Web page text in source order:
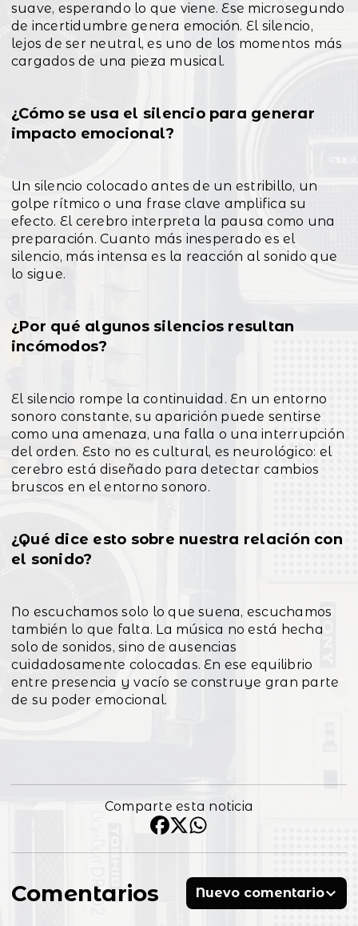
suave, esperando lo que viene. Ese microsegundo
de incertidumbre genera emoción. El silencio,
lejos de ser neutral, es uno de los momentos más
cargados de una pieza musical.
¿Cómo se usa el silencio para generar
impacto emocional?
Un silencio colocado antes de un estribillo, un
golpe rítmico o una frase clave amplifica su
efecto. El cerebro interpreta la pausa como una
preparación. Cuanto más inesperado es el
silencio, más intensa es la reacción al sonido que
lo sigue.
¿Por qué algunos silencios resultan
incómodos?
El silencio rompe la continuidad. En un entorno
sonoro constante, su aparición puede sentirse
como una amenaza, una falla o una interrupción
del orden. Esto no es cultural, es neurológico: el
cerebro está diseñado para detectar cambios
bruscos en el entorno sonoro.
¿Qué dice esto sobre nuestra relación con
el sonido?
No escuchamos solo lo que suena, escuchamos
también lo que falta. La música no está hecha
solo de sonidos, sino de ausencias
cuidadosamente colocadas. En ese equilibrio
entre presencia y vacío se construye gran parte
de su poder emocional.
Comparte esta noticia
Comentarios Nuevo comentario